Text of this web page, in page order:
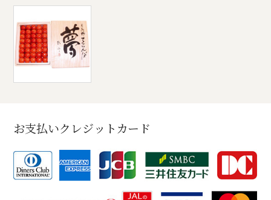
お支払いクレジットカード